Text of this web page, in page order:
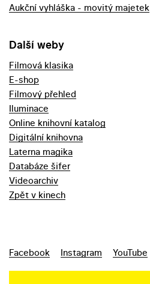
Aukční vyhláška - movitý majetek
Další weby
Filmová klasika
E-shop
Filmový přehled
Iluminace
Online knihovní katalog
Digitální knihovna
Laterna magika
Databáze šifer
Videoarchiv
Zpět v kinech
Facebook Instagram YouTube